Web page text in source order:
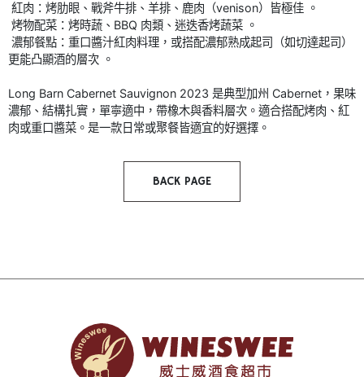
紅肉：烤肋眼、戰斧牛排、羊排、鹿肉（venison）皆極佳 。
烤物配菜：烤時蔬、BBQ 肉類、迷迭香烤蔬菜 。
濃郁餐點：重口醬汁紅肉料理，或搭配濃郁熟成起司（如切達起司）
更能凸顯酒的層次 。
Long Barn Cabernet Sauvignon 2023 是典型加州 Cabernet，果味
濃郁、結構扎實，單寧適中，帶橡木與香料層次。適合搭配烤肉、紅
肉或重口醬菜。是一款日常或聚餐皆適宜的好選擇。
BACK PAGE